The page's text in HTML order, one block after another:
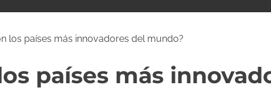
los países más innovadores del mundo?
países más